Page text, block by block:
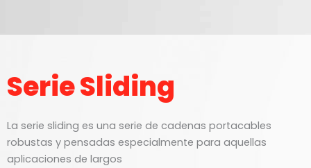
Serie Sliding
La serie sliding es una serie de cadenas portacables
robustas y pensadas especialmente para aquellas
aplicaciones de largos